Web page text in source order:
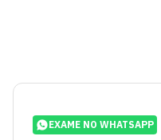
EXAME NO WHATSAPP